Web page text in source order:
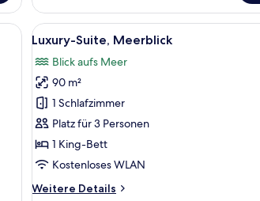
Zimmer,
Balkon
grauem Sofa, einem Glastisch und einem Esstisch mit
Alle
Fotos
für
Luxury-
Suite,
Meerblick
anzeigen
Luxury-Suite,
1
Luxury-Suite, Meerblick
Blick aufs Meer
90 m²
1 Schlafzimmer
Platz für 3 Personen
1 King-Bett
Kostenloses WLAN
Weitere Details
Weitere